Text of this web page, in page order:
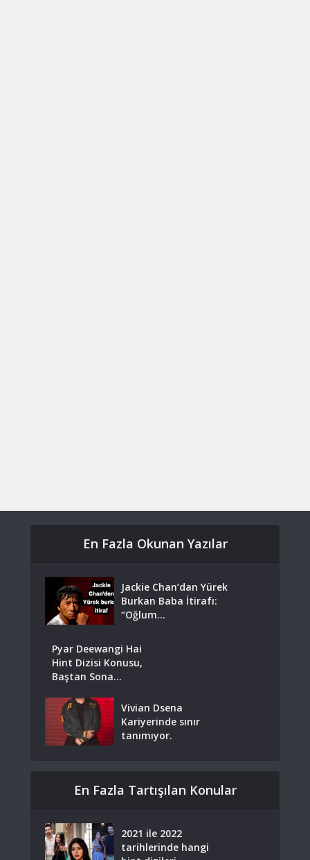
En Fazla Okunan Yazılar
Jackie Chan’dan Yürek
Burkan Baba İtirafı:
“Oğlum...
Pyar Deewangi Hai
Hint Dizisi Konusu,
Baştan Sona...
Vivian Dsena
Kariyerinde sınır
tanımıyor.
En Fazla Tartışılan Konular
2021 ile 2022
tarihlerinde hangi